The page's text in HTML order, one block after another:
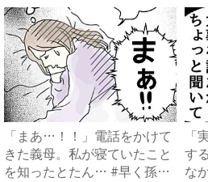
「まあ…！！」電話をかけて
きた義母。私が寝ていたこと
を知ったとたん… #早く孫
す
な